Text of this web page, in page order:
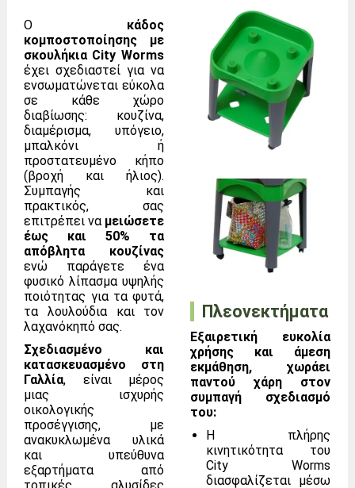
Ο κάδος
κομποστοποίησης με
σκουλήκια City Worms
έχει σχεδιαστεί για να
ενσωματώνεται εύκολα
σε κάθε χώρο
διαβίωσης: κουζίνα,
διαμέρισμα, υπόγειο,
μπαλκόνι ή
προστατευμένο κήπο
(βροχή και ήλιος).
Συμπαγής και
πρακτικός, σας
επιτρέπει να μειώσετε
έως και 50% τα
απόβλητα κουζίνας
ενώ παράγετε ένα
φυσικό λίπασμα υψηλής
ποιότητας για τα φυτά,
τα λουλούδια και τον
λαχανόκηπό σας.
Σχεδιασμένο και
κατασκευασμένο στη
Γαλλία, είναι μέρος
μιας ισχυρής
οικολογικής
προσέγγισης, με
ανακυκλωμένα υλικά
και υπεύθυνα
εξαρτήματα από
τοπικές αλυσίδες
Πλεονεκτήματα
Εξαιρετική ευκολία
χρήσης και άμεση
εκμάθηση, χωράει
παντού χάρη στον
συμπαγή σχεδιασμό
του:
Η πλήρης
κινητικότητα του
City Worms
διασφαλίζεται μέσω